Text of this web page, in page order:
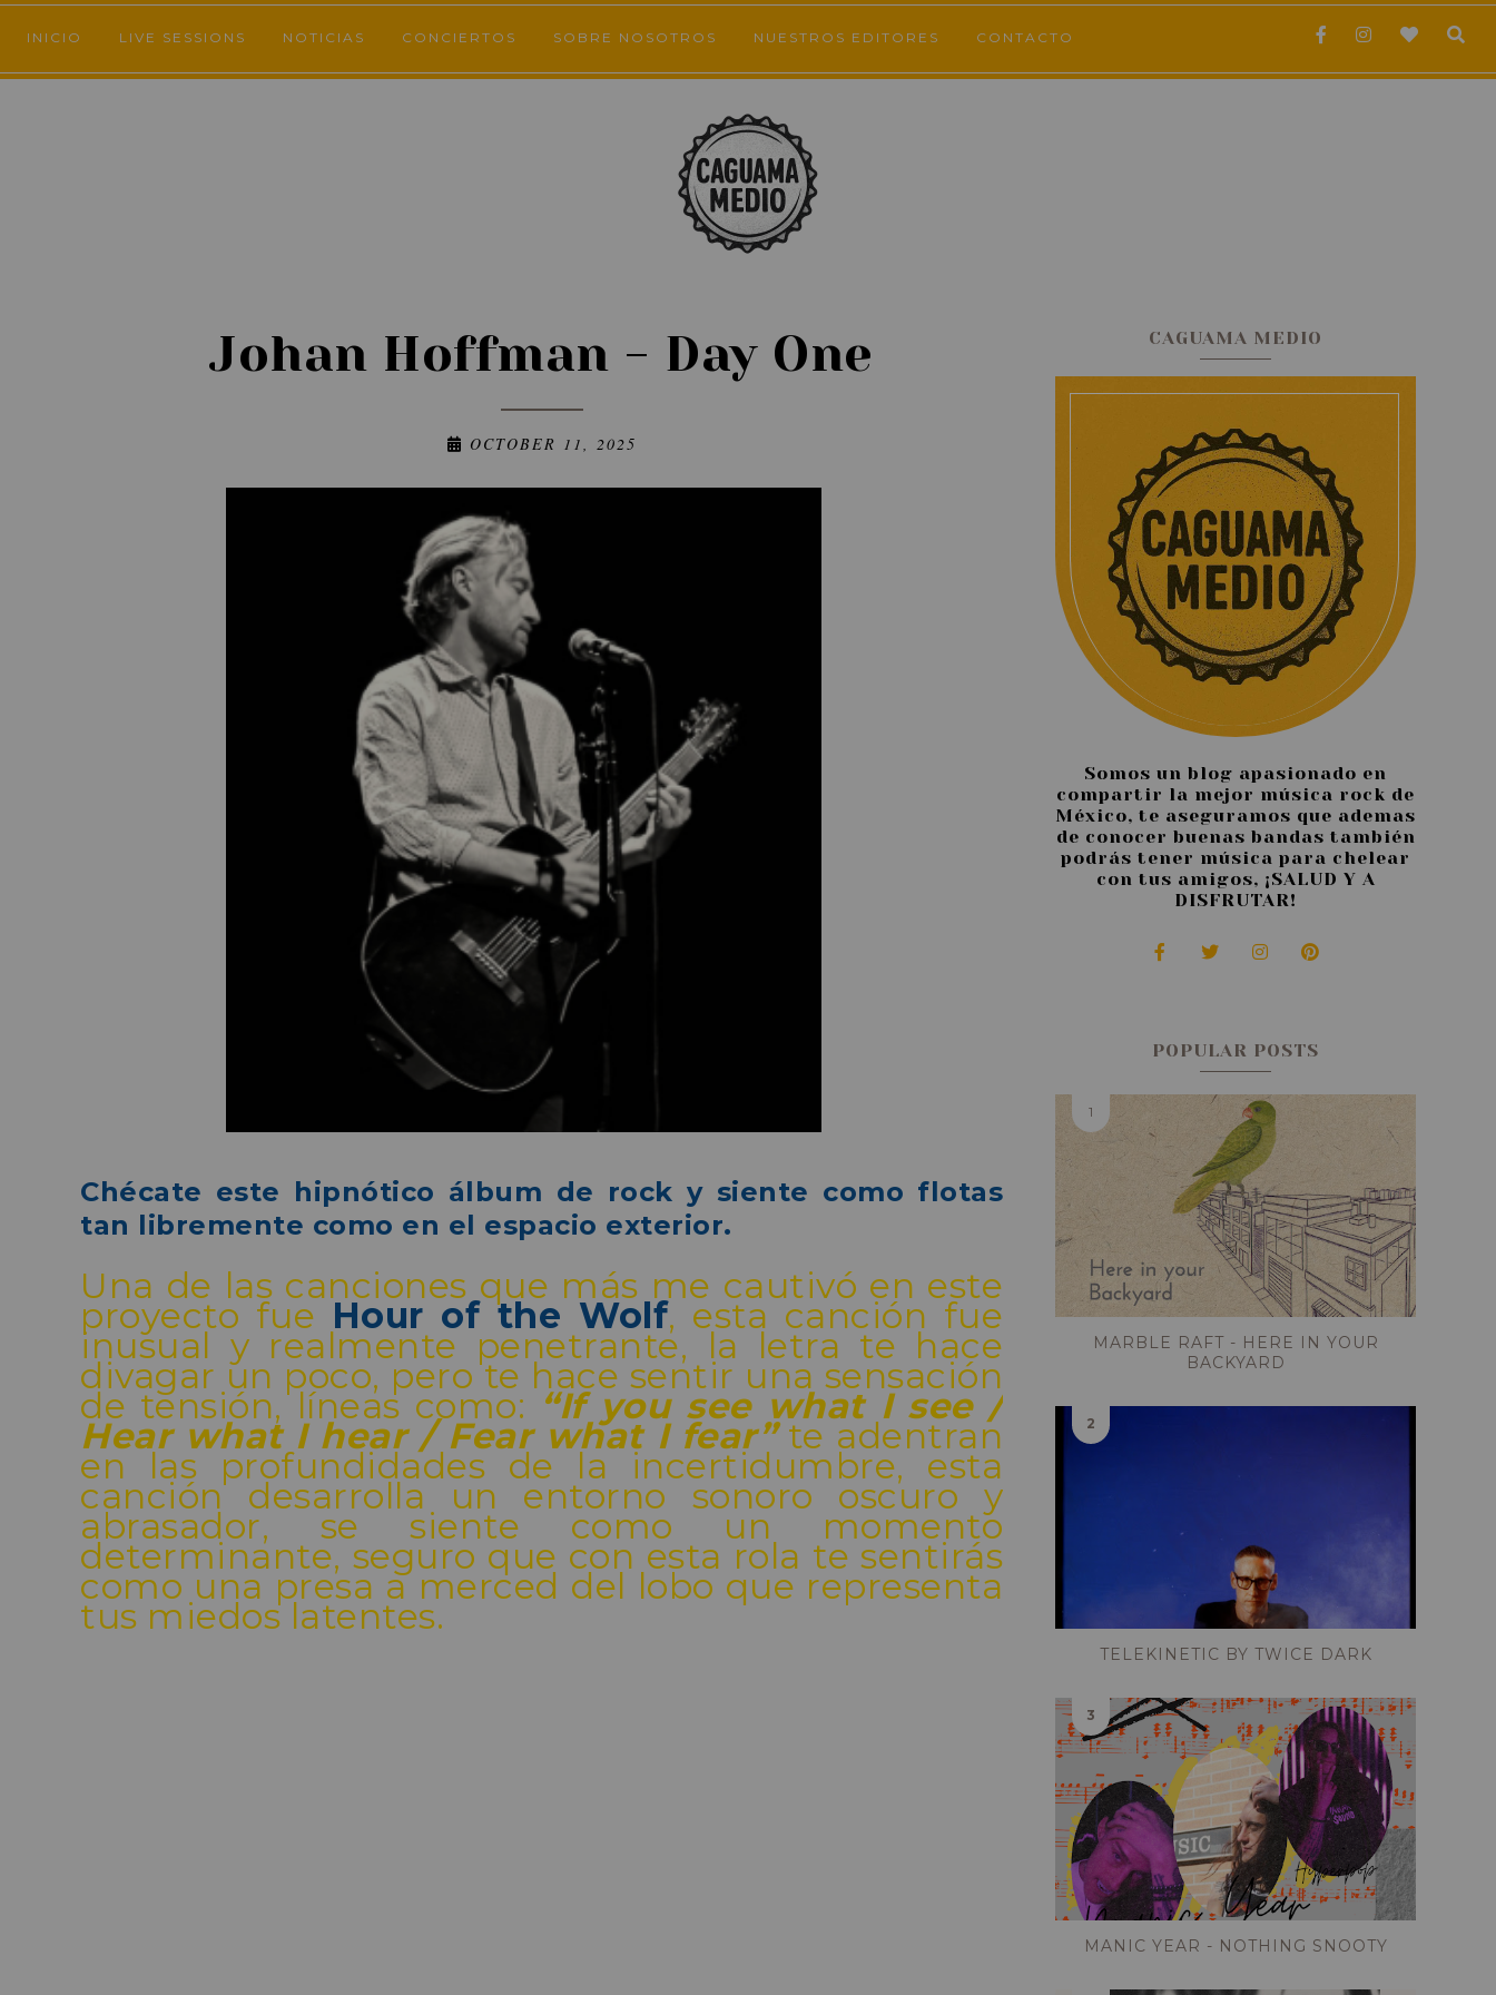
INICIO LIVE SESSIONS NOTICIAS CONCIERTOS SOBRE NOSOTROS NUESTROS EDITORES CONTACTO
Johan Hoffman - Day One
OCTOBER 11, 2025
Chécate este hipnótico álbum de rock y siente como flotas
tan libremente como en el espacio exterior.
Una de las canciones que más me cautivó en este
proyecto fue Hour of the Wolf, esta canción fue
inusual y realmente penetrante, la letra te hace
divagar un poco, pero te hace sentir una sensación
de tensión, líneas como: “If you see what I see /
Hear what I hear / Fear what I fear”te adentran
en las profundidades de la incertidumbre, esta
canción desarrolla un entorno sonoro oscuro y
abrasador, se siente como un momento
determinante, seguro que con esta rola te sentirás
como una presa a merced del lobo que representa
tus miedos latentes.
CAGUAMA MEDIO
Somos un blog apasionado en
compartir la mejor música rock de
México, te aseguramos que ademas
de conocer buenas bandas también
podrás tener música para chelear
con tus amigos, ¡SALUD Y A
DISFRUTAR!
POPULAR POSTS
MARBLE RAFT - HERE IN YOUR
BACKYARD
TELEKINETIC BY TWICE DARK
MANIC YEAR - NOTHING SNOOTY